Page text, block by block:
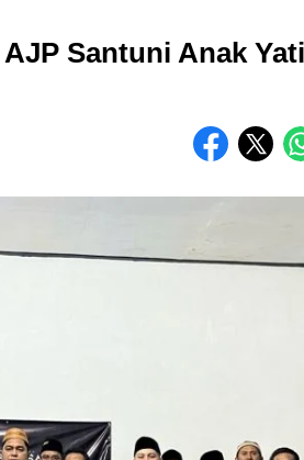
Santuni Anak